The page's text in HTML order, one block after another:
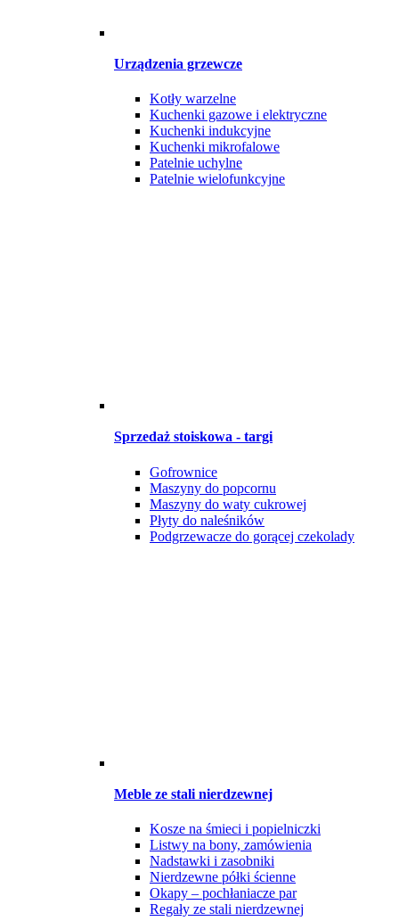
Urządzenia grzewcze
Kotły warzelne
Kuchenki gazowe i elektryczne
Kuchenki indukcyjne
Kuchenki mikrofalowe
Patelnie uchylne
Patelnie wielofunkcyjne
Sprzedaż stoiskowa - targi
Gofrownice
Maszyny do popcornu
Maszyny do waty cukrowej
Płyty do naleśników
Podgrzewacze do gorącej czekolady
Meble ze stali nierdzewnej
Kosze na śmieci i popielniczki
Listwy na bony, zamówienia
Nadstawki i zasobniki
Nierdzewne półki ścienne
Okapy – pochłaniacze par
Regały ze stali nierdzewnej